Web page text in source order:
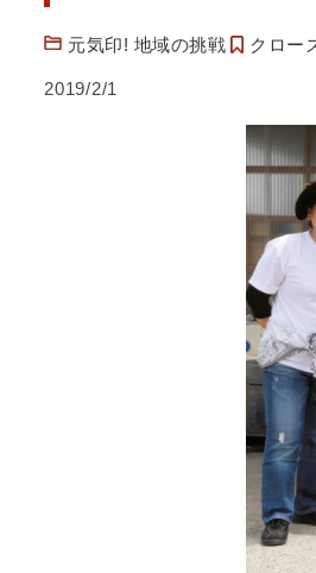
元気印! 地域の挑戦 クロー
2019/2/1